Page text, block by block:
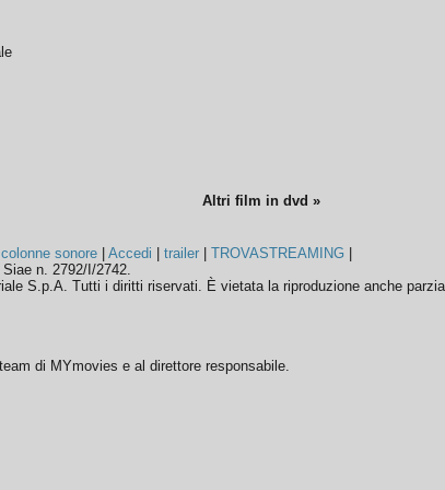
Altri film in dvd »
colonne sonore |Accedi |trailer |TROVASTREAMING
n. 2792/I/2742.
S.p.A. Tutti i diritti riservati. È vietata la riproduzione anche
di MYmovies e al direttore responsabile.